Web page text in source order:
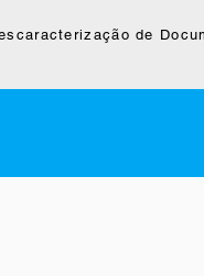
de